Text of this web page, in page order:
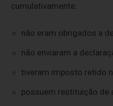
cumulativamente:
não eram obrigados a
não enviaram a
tiveram imposto retido
possuem restituição de